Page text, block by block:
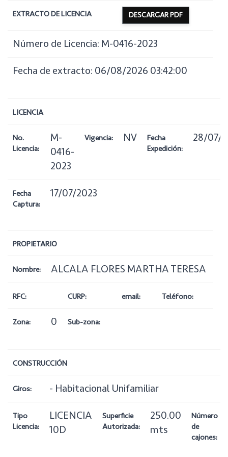
EXTRACTO DE LICENCIA DESCARGAR PDF
Número de Licencia: M-0416-2023
Fecha de extracto: 06/08/2026 03:42:00
LICENCIA
No.
Licencia:
M-
0416-
2023
Vigencia: NV
Fecha
Expedición:
28/07/
Fecha
Captura:
17/07/2023
PROPIETARIO
Nombre: ALCALA FLORES MARTHA TERESA
RFC: CURP: email: Teléfono:
Zona: 0 Sub-zona:
CONSTRUCCIÓN
Giros: - Habitacional Unifamiliar
Tipo
Licencia:
LICENCIA
10D
Superficie
Autorizada:
250.00
mts
Número
de
cajones: